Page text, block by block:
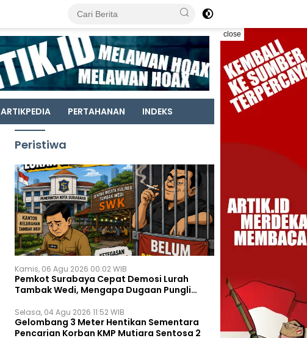
close
ARTIKPEDIA PERTAHANAN INDEKS
Peristiwa
Kamis, 06 Agu 2026 00:02 WIB
Pemkot Surabaya Cepat Demosi Lurah
Tambak Wedi, Mengapa Dugaan Pungli
Selasa, 04 Agu 2026 11:52 WIB
Gelombang 3 Meter Hentikan Sementara
Pencarian Korban KMP Mutiara Sentosa 2